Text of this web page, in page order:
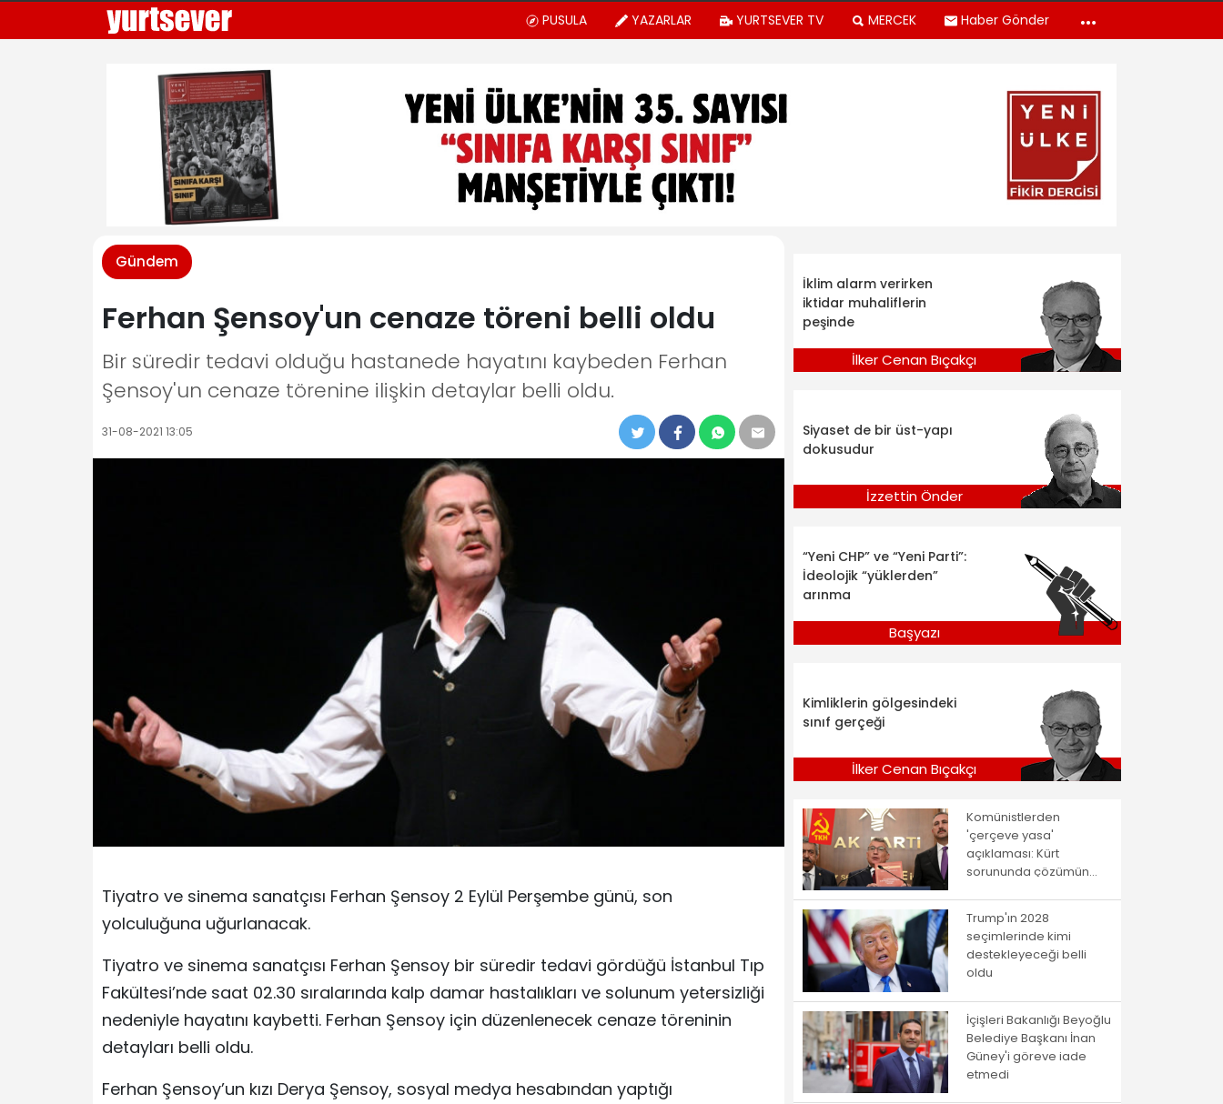
PUSULA YAZARLAR YURTSEVER TV MERCEK Haber Gönder
Gündem
Ferhan Şensoy'un cenaze töreni belli oldu
Bir süredir tedavi olduğu hastanede hayatını kaybeden Ferhan
Şensoy'un cenaze törenine ilişkin detaylar belli oldu.
31-08-2021 13:05
Tiyatro ve sinema sanatçısı Ferhan Şensoy 2 Eylül Perşembe günü, son
yolculuğuna uğurlanacak.
Tiyatro ve sinema sanatçısı Ferhan Şensoy bir süredir tedavi gördüğü İstanbul Tıp
Fakültesi’nde saat 02.30 sıralarında kalp damar hastalıkları ve solunum yetersizliği
nedeniyle hayatını kaybetti. Ferhan Şensoy için düzenlenecek cenaze töreninin
detayları belli oldu.
Ferhan Şensoy’un kızı Derya Şensoy, sosyal medya hesabından yaptığı
İklim alarm verirken
iktidar muhaliflerin
peşinde
İlker Cenan Bıçakçı
Siyaset de bir üst-yapı
dokusudur
İzzettin Önder
“Yeni CHP” ve “Yeni Parti”:
İdeolojik “yüklerden”
arınma
Başyazı
Kimliklerin gölgesindeki
sınıf gerçeği
İlker Cenan Bıçakçı
Komünistlerden
'çerçeve yasa'
açıklaması: Kürt
sorununda çözümün
geçmiyor!
Trump'ın 2028
seçimlerinde kimi
destekleyeceği belli
oldu
İçişleri Bakanlığı Beyoğlu
Belediye Başkanı İnan
Güney'i göreve iade
etmedi